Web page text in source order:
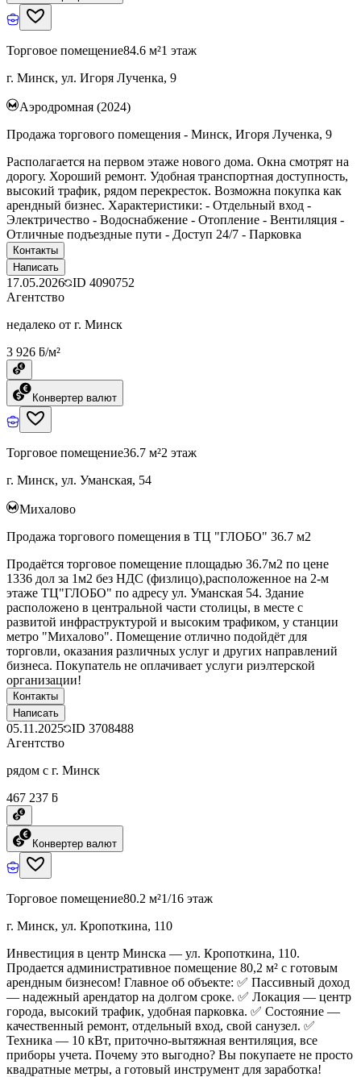
Торговое помещение84.6 м²1 этаж
г. Минск, ул. Игоря Лученка, 9
Аэродромная (2024)
Продажа торгового помещения - Минск, Игоря Лученка, 9
Располагается на первом этаже нового дома. Окна смотрят на
дорогу. Хороший ремонт. Удобная транспортная доступность,
высокий трафик, рядом перекресток. Возможна покупка как
арендный бизнес. Характеристики: - Отдельный вход -
Электричество - Водоснабжение - Отопление - Вентиляция -
Отличные подъездные пути - Доступ 24/7 - Парковка
Контакты
Написать
17.05.2026 ID 4090752
Агентство
недалеко от г. Минск
3 926 ƃ/м²
Конвертер валют
Торговое помещение36.7 м²2 этаж
г. Минск, ул. Уманская, 54
Михалово
Продажа торгового помещения в ТЦ "ГЛОБО" 36.7 м2
Продаётся торговое помещение площадью 36.7м2 по цене
1336 дол за 1м2 без НДС (физлицо),расположенное на 2-м
этаже ТЦ"ГЛОБО" по адресу ул. Уманская 54. Здание
расположено в центральной части столицы, в месте с
развитой инфраструктурой и высоким трафиком, у станции
метро "Михалово". Помещение отлично подойдёт для
торговли, оказания различных услуг и других направлений
бизнеса. Покупатель не оплачивает услуги риэлтерской
организации!
Контакты
Написать
05.11.2025 ID 3708488
Агентство
рядом с г. Минск
467 237 ƃ
Конвертер валют
Торговое помещение80.2 м²1/16 этаж
г. Минск, ул. Кропоткина, 110
Инвестиция в центр Минска — ул. Кропоткина, 110.
Продается административное помещение 80,2 м² с готовым
арендным бизнесом! Главное об объекте: ✅ Пассивный доход
— надежный арендатор на долгом сроке. ✅ Локация — центр
города, высокий трафик, удобная парковка. ✅ Состояние —
качественный ремонт, отдельный вход, свой санузел. ✅
Техника — 10 кВт, приточно-вытяжная вентиляция, все
приборы учета. Почему это выгодно? Вы покупаете не просто
квадратные метры, а готовый инструмент для заработка!